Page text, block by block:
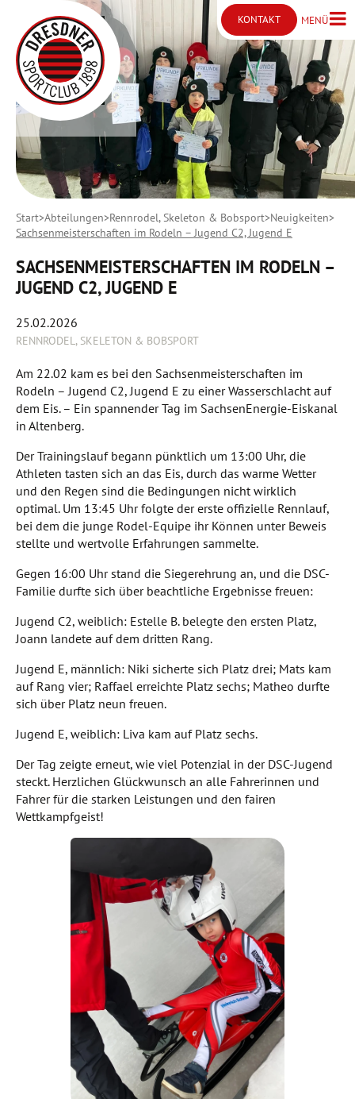
KONTAKT
Kontakt öffnen
MENÜMenü
Start Abteilungen Rennrodel, Skeleton & Bobsport Neuigkeiten
Sachsenmeisterschaften im Rodeln – Jugend C2, Jugend E
SACHSENMEISTERSCHAFTEN IM RODELN –
JUGEND C2, JUGEND E
25.02.2026
RENNRODEL, SKELETON & BOBSPORT
Am 22.02 kam es bei den Sachsenmeisterschaften im
Rodeln – Jugend C2, Jugend E zu einer Wasserschlacht auf
dem Eis. – Ein spannender Tag im SachsenEnergie-Eiskanal
in Altenberg.
Der Trainingslauf begann pünktlich um 13:00 Uhr, die
Athleten tasten sich an das Eis, durch das warme Wetter
und den Regen sind die Bedingungen nicht wirklich
optimal. Um 13:45 Uhr folgte der erste offizielle Rennlauf,
bei dem die junge Rodel-Equipe ihr Können unter Beweis
stellte und wertvolle Erfahrungen sammelte.
Gegen 16:00 Uhr stand die Siegerehrung an, und die DSC-
Familie durfte sich über beachtliche Ergebnisse freuen:
Jugend C2, weiblich: Estelle B. belegte den ersten Platz,
Joann landete auf dem dritten Rang.
Jugend E, männlich: Niki sicherte sich Platz drei; Mats kam
auf Rang vier; Raffael erreichte Platz sechs; Matheo durfte
sich über Platz neun freuen.
Jugend E, weiblich: Liva kam auf Platz sechs.
Der Tag zeigte erneut, wie viel Potenzial in der DSC-Jugend
steckt. Herzlichen Glückwunsch an alle Fahrerinnen und
Fahrer für die starken Leistungen und den fairen
Wettkampfgeist!